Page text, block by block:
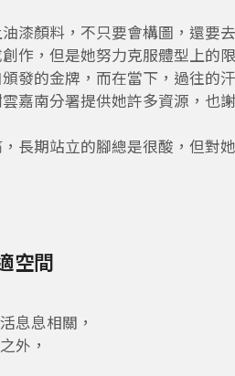
漆顏料，不只要會構圖，還要
作，但是她努力克服體型上的
發的金牌，而在當下，過往的
嘉南分署提供她許多資源，也
長期站立的腳總是很酸，但對
空間
息息相關，
外，